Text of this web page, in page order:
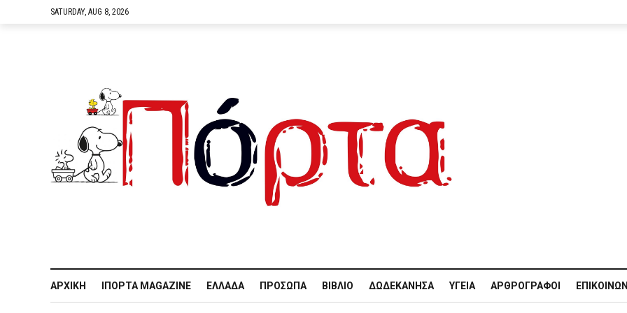
SATURDAY, AUG 8, 2026
ΑΡΧΙΚΉ IΠΌΡΤΑ MAGAZINE ΕΛΛΆΔΑ ΠΡΌΣΩΠΑ ΒΙΒΛΊΟ ΔΩΔΕΚΆΝΗΣΑ ΥΓΕΊΑ ΑΡΘΡΟΓΡΆΦΟΙ